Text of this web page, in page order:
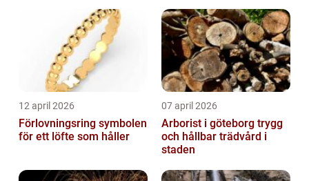
12 april 2026
Förlovningsring symbolen
för ett löfte som håller
07 april 2026
Arborist i göteborg trygg
och hållbar trädvård i
staden